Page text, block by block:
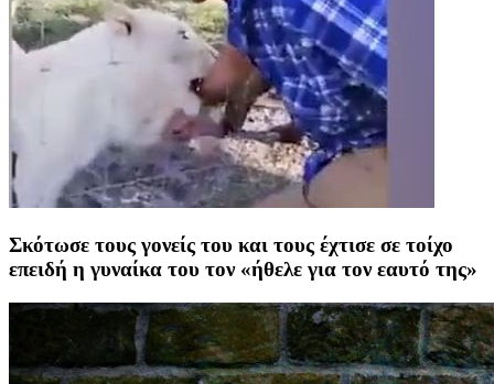
Σκότωσε τους γονείς του και τους έχτισε σε τοίχο
επειδή η γυναίκα του τον «ήθελε για τον εαυτό της»